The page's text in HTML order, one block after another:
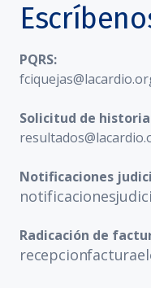
PQRS:
Solicitud de
Notificaciones
Radicación de